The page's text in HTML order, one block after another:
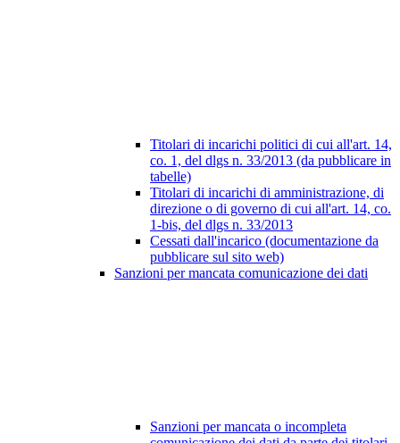
Titolari di incarichi politici di cui all'art. 14,
co. 1, del dlgs n. 33/2013 (da pubblicare in
tabelle)
Titolari di incarichi di amministrazione, di
direzione o di governo di cui all'art. 14, co.
1-bis, del dlgs n. 33/2013
Cessati dall'incarico (documentazione da
pubblicare sul sito web)
Sanzioni per mancata comunicazione dei dati
Sanzioni per mancata o incompleta